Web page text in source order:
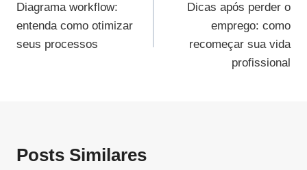
De
Post
Diagrama workflow:
entenda como otimizar
seus processos
Dicas após perder o
emprego: como
recomeçar sua vida
profissional
Posts Similares